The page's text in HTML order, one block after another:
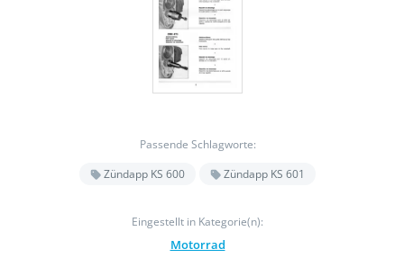
Passende Schlagworte:
Zündapp KS 600
Zündapp KS 601
Eingestellt in Kategorie(n):
Motorrad